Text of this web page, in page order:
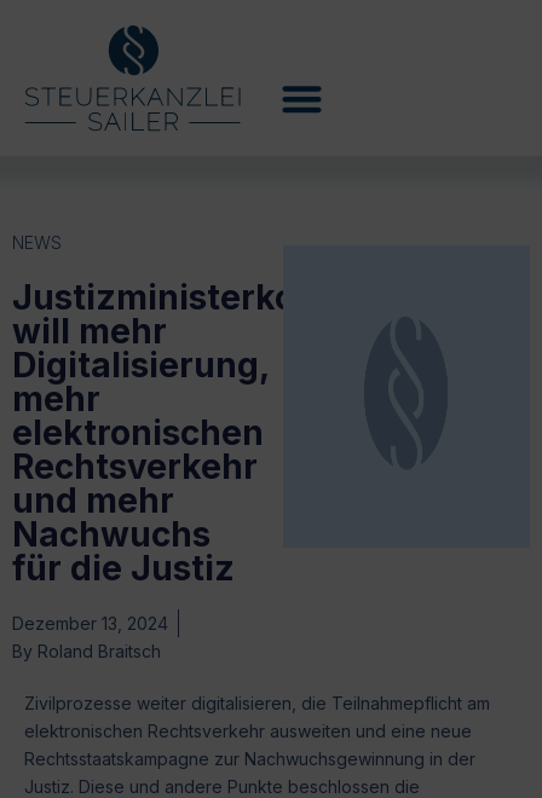
NEWS
Justizministerkonferenz
will mehr
Digitalisierung,
mehr
elektronischen
Rechtsverkehr
und mehr
Nachwuchs
für die Justiz
Dezember 13, 2024
By Roland Braitsch
Zivilprozesse weiter digitalisieren, die Teilnahmepflicht am
elektronischen Rechtsverkehr ausweiten und eine neue
Rechtsstaatskampagne zur Nachwuchsgewinnung in der
Justiz. Diese und andere Punkte beschlossen die